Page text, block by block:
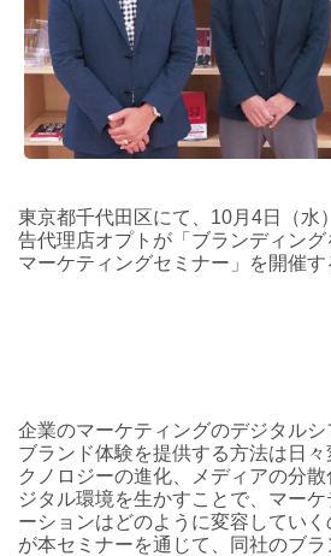
東京都千代田区にて、10月4日（水
告代理店オプトが「ブランディン
マーケティングセミナー」を開催す
企業のマーケティングのデジタル
ブランド体験を提供する方法は日
クノロジーの進化、メディアの分
ジタル環境を生かすことで、マー
ーションはどのように変容してい
が本セミナーを通じて、同社のブ